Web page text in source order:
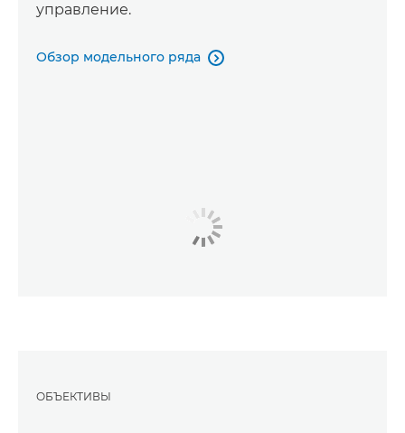
управление.
Обзор модельного ряда 
ОБЪЕКТИВЫ